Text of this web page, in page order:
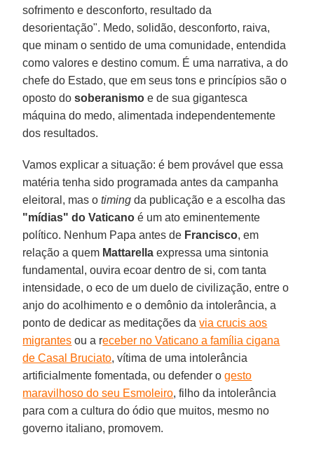
sofrimento e desconforto, resultado da
desorientação". Medo, solidão, desconforto, raiva,
que minam o sentido de uma comunidade, entendida
como valores e destino comum. É uma narrativa, a do
chefe do Estado, que em seus tons e princípios são o
oposto dosoberanismo e de sua gigantesca
máquina do medo, alimentada independentemente
dos resultados.
Vamos explicar a situação: é bem provável que essa
matéria tenha sido programada antes da campanha
eleitoral, mas otiming da publicação e a escolha das
"mídias" do Vaticano é um ato eminentemente
político. Nenhum Papa antes de Francisco, em
relação a quem Mattarella expressa uma sintonia
fundamental, ouvira ecoar dentro de si, com tanta
intensidade, o eco de um duelo de civilização, entre o
anjo do acolhimento e o demônio da intolerância, a
ponto de dedicar as meditações davia crucis aos
migrantes ou a receber no Vaticano a família cigana
de Casal Bruciato, vítima de uma intolerância
artificialmente fomentada, ou defender ogesto
maravilhoso do seu Esmoleiro, filho da intolerância
para com a cultura do ódio que muitos, mesmo no
governo italiano, promovem.